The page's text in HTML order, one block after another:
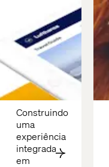
Construindo
uma
experiência
integrada
em